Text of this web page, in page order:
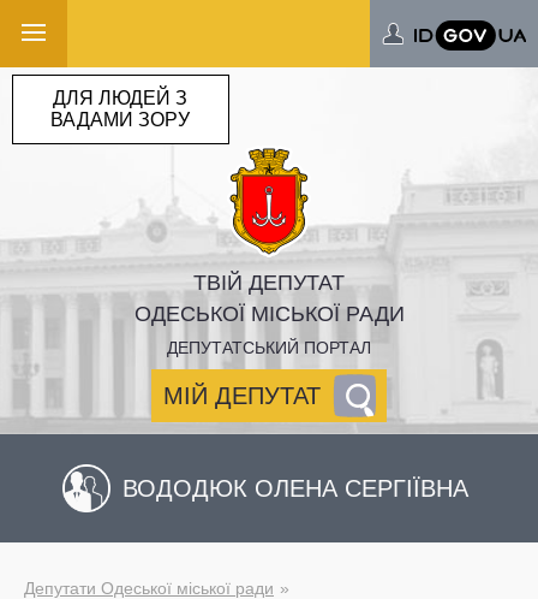
ТВІЙ ДЕПУТАТ
ОДЕСЬКОЇ МІСЬКОЇ РАДИ
ДЕПУТАТСЬКИЙ ПОРТАЛ
МІЙ ДЕПУТАТ
ДЛЯ ЛЮДЕЙ З
ВАДАМИ ЗОРУ
ВОДОДЮК ОЛЕНА СЕРГІЇВНА
Депутати Одеської міської ради